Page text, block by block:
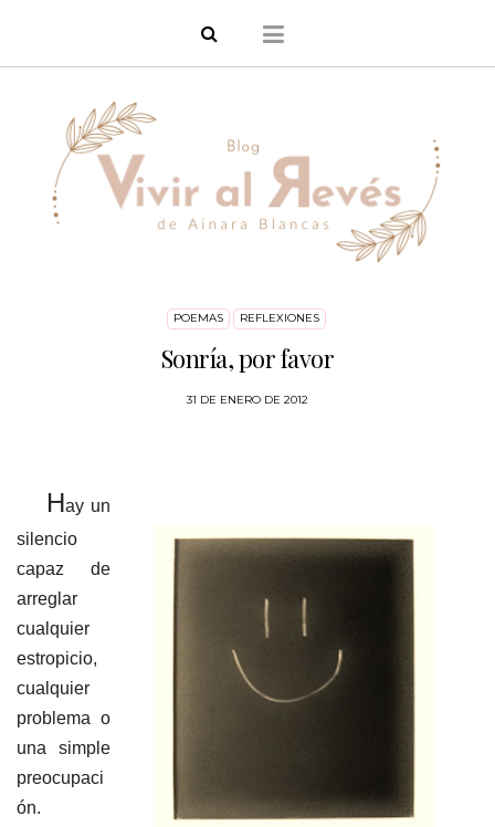
POEMAS REFLEXIONES
Sonría, por favor
31 DE ENERO DE 2012
Hay un
silencio
capaz de
arreglar
cualquier
estropicio,
cualquier
problema o
una simple
preocupaci
ón.